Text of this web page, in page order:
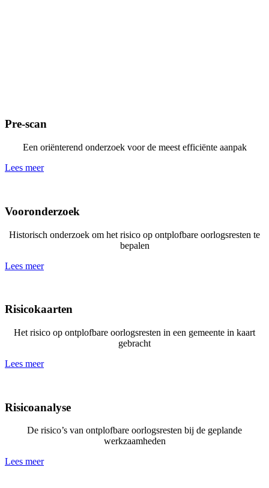
Pre-scan
Een oriënterend onderzoek voor de meest efficiënte aanpak
Lees meer
Vooronderzoek
Historisch onderzoek om het risico op ontplofbare oorlogsresten te
bepalen
Lees meer
Risicokaarten
Het risico op ontplofbare oorlogsresten in een gemeente in kaart
gebracht
Lees meer
Risicoanalyse
De risico’s van ontplofbare oorlogsresten bij de geplande
werkzaamheden
Lees meer